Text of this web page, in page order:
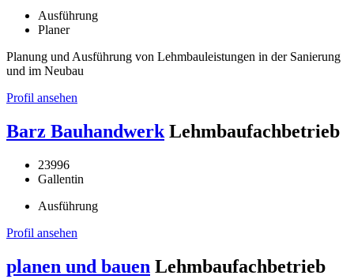
Ausführung
Planer
Planung und Ausführung von Lehmbauleistungen in der Sanierung
und im Neubau
Profil ansehen
Barz Bauhandwerk Lehmbaufachbetrieb
23996
Gallentin
Ausführung
Profil ansehen
planen und bauen Lehmbaufachbetrieb